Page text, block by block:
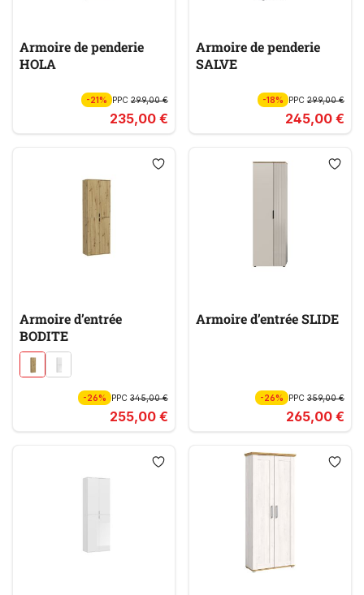
Armoire de penderie
HOLA
-21% PPC 299,00 €
235,00 €
Armoire de penderie
SALVE
-18% PPC299,00 €
245,00 €
Armoire d’entrée
BODITE
-26% PPC 345,00 €
255,00 €
Armoire d’entrée SLIDE
-26% PPC359,00 €
265,00 €